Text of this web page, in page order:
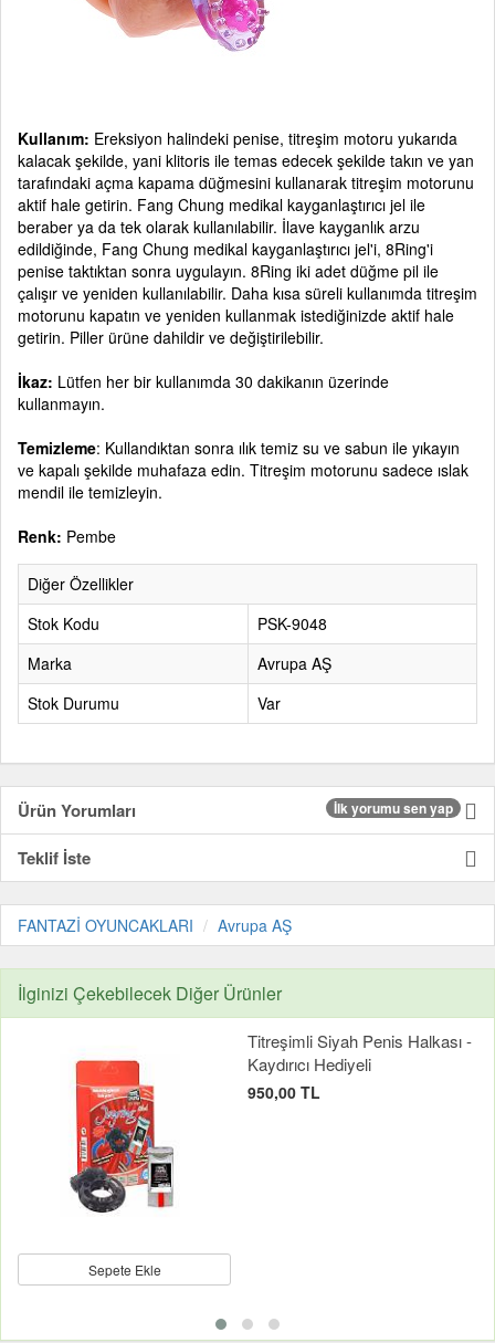
Kullanım: Ereksiyon halindeki penise, titreşim motoru yukarıda
kalacak şekilde, yani klitoris ile temas edecek şekilde takın ve yan
tarafındaki açma kapama düğmesini kullanarak titreşim motorunu
aktif hale getirin. Fang Chung medikal kayganlaştırıcı jel ile
beraber ya da tek olarak kullanılabilir. İlave kayganlık arzu
edildiğinde, Fang Chung medikal kayganlaştırıcı jel'i, 8Ring'i
penise taktıktan sonra uygulayın. 8Ring iki adet düğme pil ile
çalışır ve yeniden kullanılabilir. Daha kısa süreli kullanımda titreşim
motorunu kapatın ve yeniden kullanmak istediğinizde aktif hale
getirin. Piller ürüne dahildir ve değiştirilebilir.
İkaz: Lütfen her bir kullanımda 30 dakikanın üzerinde
kullanmayın.
Temizleme: Kullandıktan sonra ılık temiz su ve sabun ile yıkayın
ve kapalı şekilde muhafaza edin. Titreşim motorunu sadece ıslak
mendil ile temizleyin.
Renk: Pembe
Diğer Özellikler
Stok Kodu
PSK-9048
Marka
Avrupa AŞ
Stok Durumu
Var
Ürün Yorumları İlk yorumu sen yap
Teklif İste
FANTAZİ OYUNCAKLARI Avrupa AŞ
İlginizi Çekebilecek Diğer Ürünler
Sepete Ekle
Titreşimli Siyah Penis Halkası -
Kaydırıcı Hediyeli
950,00 TL